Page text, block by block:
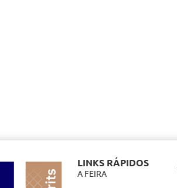
LINKS RÁPIDOS
A FEIRA